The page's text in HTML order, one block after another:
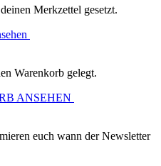
Merkzettel gesetzt.
Warenkorb gelegt.
ANSEHEN
euch wann der Newsletter